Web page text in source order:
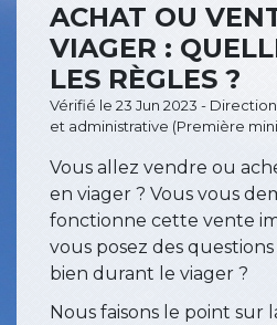
ACHAT OU
VIAGER :
LES RÈGLES ?
Vérifié le 23 Jun 2023 -
et administrative (Première
Vous allez vendre ou
en viager ? Vous vous
fonctionne cette vente
vous posez des
bien durant le viager ?
Nous faisons le point sur